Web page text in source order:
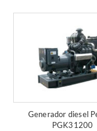
Generador diesel
PGK31200